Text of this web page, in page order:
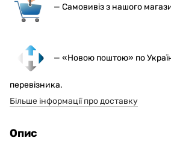
— Самовивіз з нашого
— «Новою поштою» по
перевізника.
Більше інформації про доставку
Опис